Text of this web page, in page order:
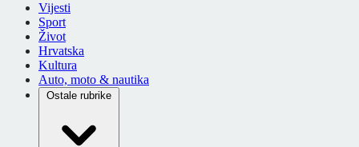
Vijesti
Sport
Život
Hrvatska
Kultura
Auto, moto & nautika
Ostale rubrike